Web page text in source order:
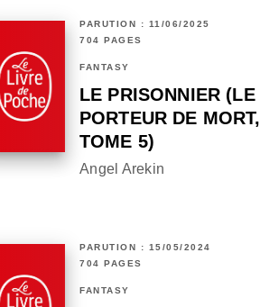
PARUTION : 11/06/2025
704 PAGES
FANTASY
LE PRISONNIER (LE
PORTEUR DE MORT,
TOME 5)
Angel Arekin
PARUTION : 15/05/2024
704 PAGES
FANTASY